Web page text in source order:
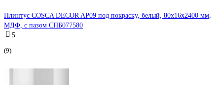
Плинтус COSCA DECOR AP09 под покраску, белый, 80x16x2400 мм,
МДФ, с пазом СПБ077580
5
(9)